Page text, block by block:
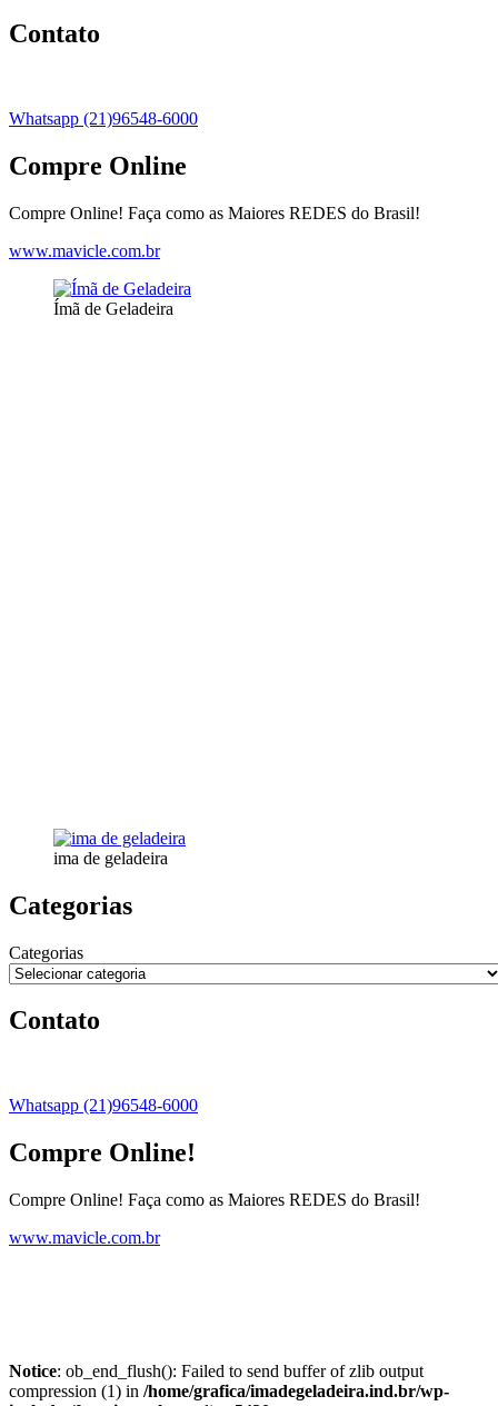
Contato
Whatsapp (21)96548-6000
Compre Online
Compre Online! Faça como as Maiores REDES do Brasil!
www.mavicle.com.br
Ímã de Geladeira
ima de geladeira
Categorias
Categorias
Contato
Whatsapp (21)96548-6000
Compre Online!
Compre Online! Faça como as Maiores REDES do Brasil!
www.mavicle.com.br
Notice: ob_end_flush(): Failed to send buffer of zlib output
compression (1) in /home/grafica/imadegeladeira.ind.br/wp-